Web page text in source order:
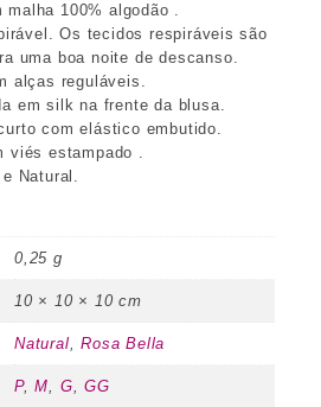
malha 100% algodão .
Os tecidos respiráveis são
uma boa noite de descanso.
alças reguláveis.
em silk na frente da blusa.
com elástico embutido.
viés estampado .
Natural.
0,25 g
10 × 10 × 10 cm
Natural ,Rosa Bella
P,M G ,GG